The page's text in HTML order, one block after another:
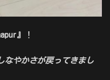
』 ！
なやかさが戻ってきまし